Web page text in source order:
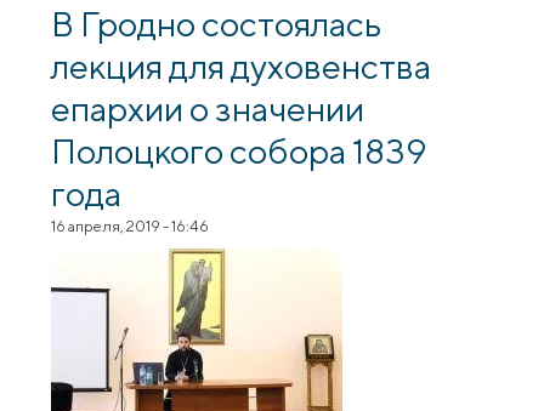
Виленского Иосифа (Семашко)
В Гродно состоялась
лекция для духовенства
епархии о значении
Полоцкого собора 1839
года
16 апреля, 2019 - 16:46